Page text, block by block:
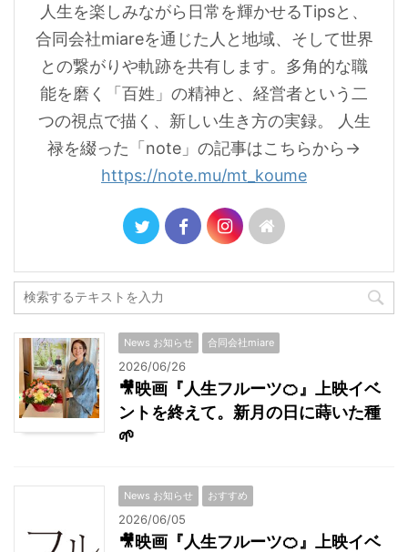
人生を楽しみながら日常を輝かせるTipsと、
合同会社miareを通じた人と地域、そして世界
との繋がりや軌跡を共有します。多角的な職
能を磨く「百姓」の精神と、経営者という二
つの視点で描く、新しい生き方の実録。 人生
禄を綴った「note」の記事はこちらから→
https://note.mu/mt_koume
News お知らせ 合同会社miare
2026/06/26
🎥映画『人生フルーツ🍊』上映イベ
ントを終えて。新月の日に蒔いた種
🌱
News お知らせ おすすめ
2026/06/05
🎥映画『人生フルーツ🍊』上映イベ